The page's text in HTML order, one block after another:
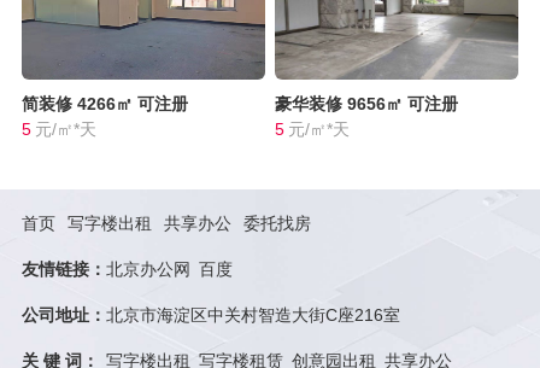
简装修 4266㎡ 可注册
5 元/㎡*天
豪华装修 9656㎡ 可注册
5 元/㎡*天
首页 写字楼出租 共享办公 委托找房
友情链接： 北京办公网 百度
公司地址： 北京市海淀区中关村智造大街C座216室
关 键 词： 写字楼出租 写字楼租赁 创意园出租 共享办公